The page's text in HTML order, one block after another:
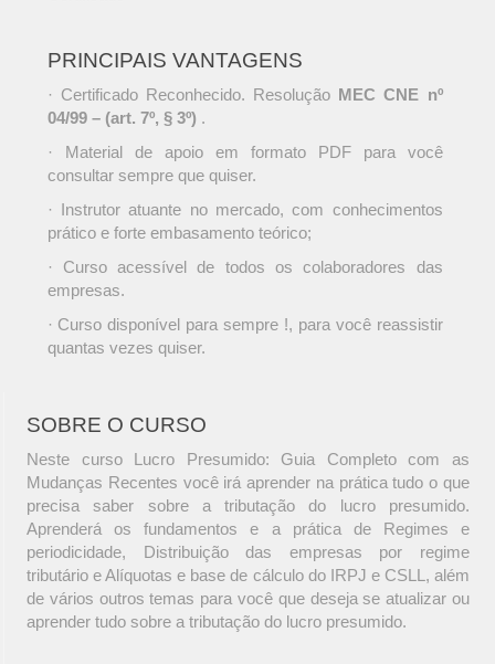
PRINCIPAIS VANTAGENS
· Certificado Reconhecido. Resolução MEC CNE nº
04/99 – (art. 7º, § 3º) .
· Material de apoio em formato PDF para você
consultar sempre que quiser.
· Instrutor atuante no mercado, com conhecimentos
prático e forte embasamento teórico;
· Curso acessível de todos os colaboradores das
empresas.
· Curso disponível para sempre !, para você reassistir
quantas vezes quiser.
SOBRE O CURSO
Neste curso Lucro Presumido: Guia Completo com as
Mudanças Recentes você irá aprender na prática tudo o que
precisa saber sobre a tributação do lucro presumido.
Aprenderá os fundamentos e a prática de Regimes e
periodicidade, Distribuição das empresas por regime
tributário e Alíquotas e base de cálculo do IRPJ e CSLL, além
de vários outros temas para você que deseja se atualizar ou
aprender tudo sobre a tributação do lucro presumido.